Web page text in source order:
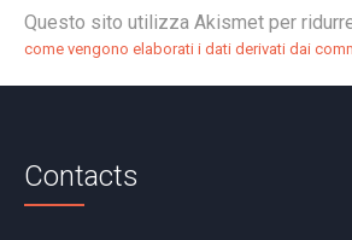
Questo sito utilizza Akismet per
come vengono elaborati i dati derivati dai
Contacts